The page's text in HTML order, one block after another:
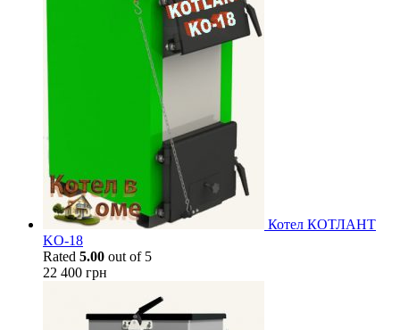
Котел КОТЛАНТ
KO-18
Rated 5.00 out of 5
22 400 грн